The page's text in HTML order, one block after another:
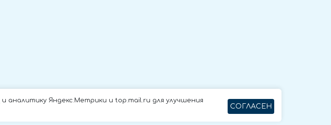
и аналитику Яндекс.Метрики и top.mail.ru для улучшения
СОГЛАСЕН